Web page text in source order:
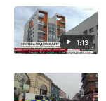
1:13